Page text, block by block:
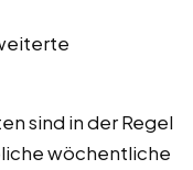
sind in der Regel
wöchentliche